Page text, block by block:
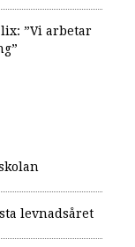
”Vi arbetar
levnadsåret